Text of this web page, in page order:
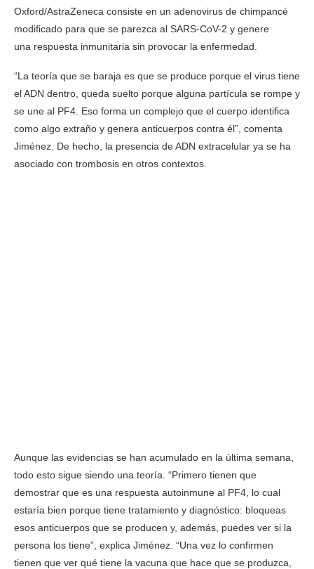
Oxford/AstraZeneca consiste en un adenovirus de chimpancé
modificado para que se parezca al SARS-CoV-2 y genere
una respuesta inmunitaria sin provocar la enfermedad.
“La teoría que se baraja es que se produce porque el virus tiene
el ADN dentro, queda suelto porque alguna partícula se rompe y
se une al PF4. Eso forma un complejo que el cuerpo identifica
como algo extraño y genera anticuerpos contra él”, comenta
Jiménez. De hecho, la presencia de ADN extracelular ya se ha
asociado con trombosis en otros contextos.
Aunque las evidencias se han acumulado en la última semana,
todo esto sigue siendo una teoría. “Primero tienen que
demostrar que es una respuesta autoinmune al PF4, lo cual
estaría bien porque tiene tratamiento y diagnóstico: bloqueas
esos anticuerpos que se producen y, además, puedes ver si la
persona los tiene”, explica Jiménez. “Una vez lo confirmen
tienen que ver qué tiene la vacuna que hace que se produzca,